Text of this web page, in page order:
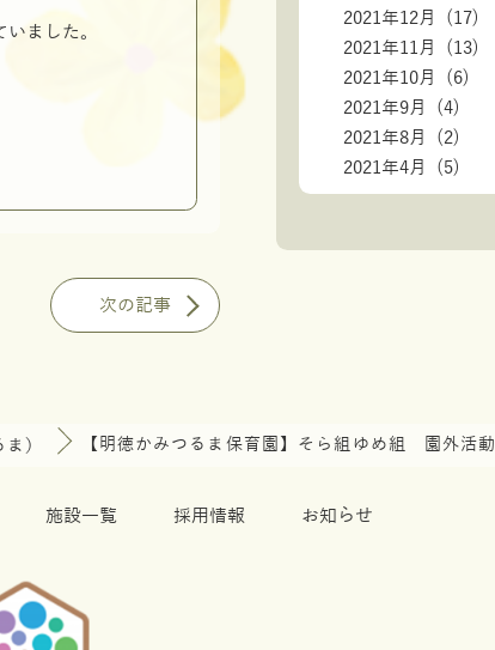
ました。
次の記事
2021年12月 (17)
2021年11月 (13)
2021年10月 (6)
2021年9月 (4)
2021年8月 (2)
2021年4月 (5)
ま） 【明徳かみつるま保育園】そら組ゆめ組 園外活動
施設一覧 採用情報 お知らせ